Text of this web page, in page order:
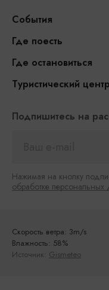
События
Где поесть
Где остановиться
Туристический центр
Подпишитесь на
Нажимая на кнопку
обработке персональных
Скорость ветра: 3m/s
Влажность: 58%
Источник: Gismeteo